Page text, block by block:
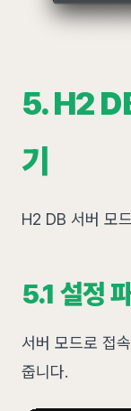
5. H2
기
H2 DB 서버 모
5.1 설정
서버 모드로 접
줍니다.